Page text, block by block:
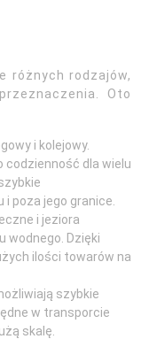
różnych rodzajów,
Oto
i kolejowy.
codzienność dla wielu
poza jego granice.
i jeziora
wodnego. Dzięki
ilości towarów na
szybkie
w transporcie
skalę.